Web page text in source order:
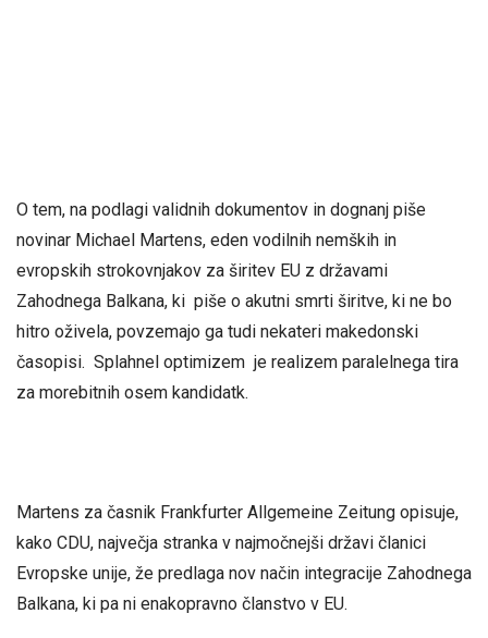
O tem, na podlagi validnih dokumentov in dognanj piše
novinar Michael Martens, eden vodilnih nemških in
evropskih strokovnjakov za širitev EU z državami
Zahodnega Balkana, ki piše o akutni smrti širitve, ki ne bo
hitro oživela, povzemajo ga tudi nekateri makedonski
časopisi. Splahnel optimizem je realizem paralelnega tira
za morebitnih osem kandidatk.
Martens za časnik Frankfurter Allgemeine Zeitung opisuje,
kako CDU, največja stranka v najmočnejši državi članici
Evropske unije, že predlaga nov način integracije Zahodnega
Balkana, ki pa ni enakopravno članstvo v EU.